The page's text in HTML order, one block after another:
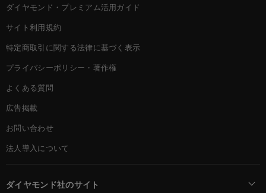
ダイヤモンド・プレミアム活用ガイド
サイト利用規約
特定商取引に関する法律に基づく表示
プライバシーポリシー・著作権
よくある質問
広告掲載
お問い合わせ
法人導入について
ダイヤモンド社のサイト